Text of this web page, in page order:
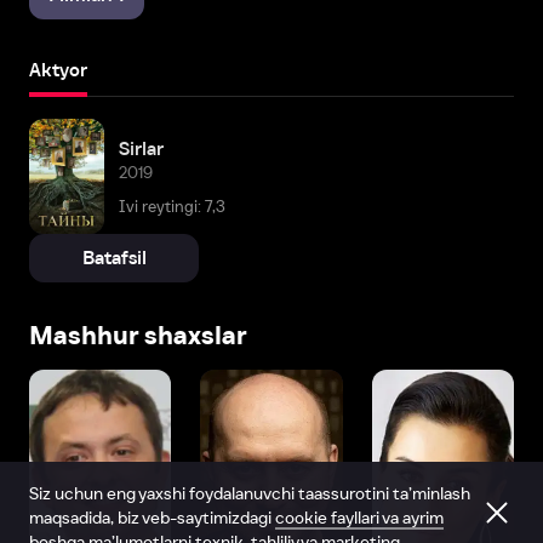
Aktyor
Sirlar
2019
Ivi reytingi: 7,3
Batafsil
Mashhur shaxslar
Siz uchun eng yaxshi foydalanuvchi taassurotini ta’minlash
maqsadida, biz veb-saytimizdagicookie fayllari va ayrim